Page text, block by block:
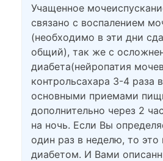
Учащенное
связано с воспалением
(необходимо в эти дни
общий), так же с
диабета(нейропатия
контрольсахара 3-4 раза
основными приемами
дополнительно через 2
на ночь. Если Вы
один раз в неделю, то это
диабетом. И Вами